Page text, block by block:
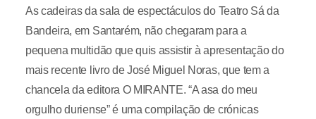
As cadeiras da sala de espectáculos do Teatro Sá da
Bandeira, em Santarém, não chegaram para a
pequena multidão que quis assistir à apresentação do
mais recente livro de José Miguel Noras, que tem a
chancela da editora O MIRANTE. “A asa do meu
orgulho duriense” é uma compilação de crónicas